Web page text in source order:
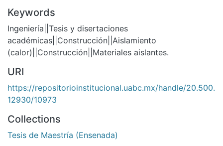
Keywords
Ingeniería||Tesis y disertaciones
académicas||Construcción||Aislamiento
(calor)||Construcción||Materiales aislantes.
URI
https://repositorioinstitucional.uabc.mx/handle/20.500.
12930/10973
Collections
Tesis de Maestría (Ensenada)